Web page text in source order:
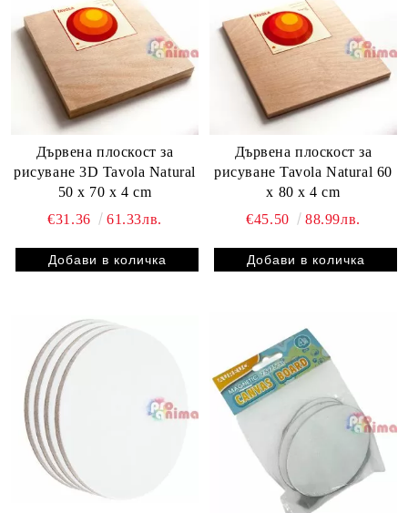
Дървена плоскост за
рисуване 3D Tavola Natural
50 x 70 x 4 cm
€31.36
61.33лв.
Дървена плоскост за
рисуване Tavola Natural 60
x 80 x 4 cm
€45.50
88.99лв.